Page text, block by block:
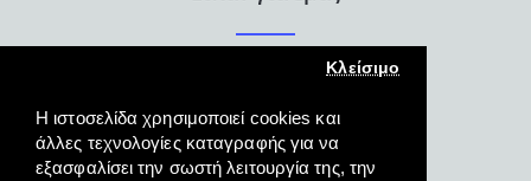
Η ιστοσελίδα χρησιμοποιεί cookies και
άλλες τεχνολογίες καταγραφής για να
εξασφαλίσει την σωστή λειτουργία της, την
Κλείσιμο